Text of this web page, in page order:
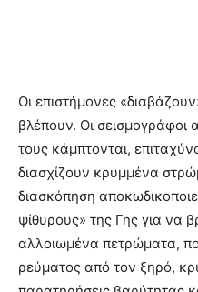
Οι επιστήμονες
βλέπουν. Οι
τους κάμπτονται,
διασχίζουν κρυμμένα
διασκόπηση
ψίθυρους» της Γης για να
αλλοιωμένα πετρώματα,
ρεύματος από τον ξηρό,